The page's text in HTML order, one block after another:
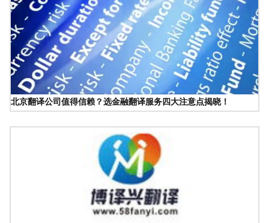
北京翻译公司值得信赖？选金融翻译服务四大注意点揭晓！